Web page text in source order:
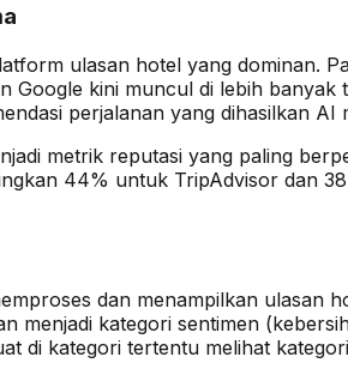
ulasan hotel yang dominan.
kini muncul di lebih
perjalanan yang dihasilkan AI
metrik reputasi yang paling
44% untuk TripAdvisor dan
dan menampilkan ulasan
menjadi kategori sentimen
di kategori tertentu melihat